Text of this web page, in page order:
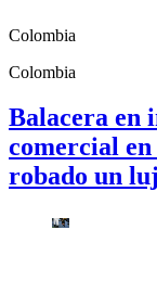
Colombia
Colombia
Balacera en
comercial
robado un